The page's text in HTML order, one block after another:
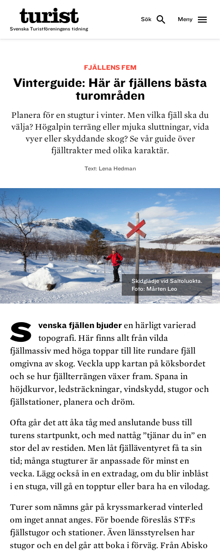
Svenska Turistföreningens tidning
Sök search Meny menu
FJÄLLENS FEM
Vinterguide: Här är fjällens bästa
turområden
Planera för en stugtur i vinter. Men vilka fjäll ska du
välja? Högalpin terräng eller mjuka sluttningar, vida
vyer eller skyddande skog? Se vår guide över
fjälltrakter med olika karaktär.
Text: Lena Hedman
Skidglädje vid Saltoluokta.
Foto: Mårten Leo
S venska fjällen bjuder en härligt varierad
topografi. Här finns allt från vilda
fjällmassiv med höga toppar till lite rundare fjäll
omgivna av skog. Veckla upp kartan på köksbordet
och se hur fjällterrängen växer fram. Spana in
höjdkurvor, ledsträckningar, vindskydd, stugor och
fjällstationer, planera och dröm.
Ofta går det att åka tåg med anslutande buss till
turens startpunkt, och med nattåg ”tjänar du in” en
stor del av restiden. Men låt fjälläventyret få ta sin
tid; många stugturer är anpassade för minst en
vecka. Lägg också in en extradag, om du blir inblåst
i en stuga, vill gå en topptur eller bara ha en vilodag.
Turer som nämns går på kryssmarkerad vinterled
om inget annat anges. För boende föreslås STF:s
fjällstugor och stationer. Även länsstyrelsen har
stugor och en del går att boka i förväg. Från Abisko